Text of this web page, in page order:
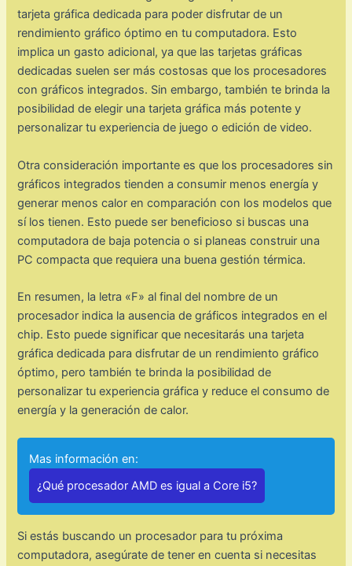
tarjeta gráfica dedicada para poder disfrutar de un
rendimiento gráfico óptimo en tu computadora. Esto
implica un gasto adicional, ya que las tarjetas gráficas
dedicadas suelen ser más costosas que los procesadores
con gráficos integrados. Sin embargo, también te brinda la
posibilidad de elegir una tarjeta gráfica más potente y
personalizar tu experiencia de juego o edición de video.
Otra consideración importante es que los procesadores sin
gráficos integrados tienden a consumir menos energía y
generar menos calor en comparación con los modelos que
sí los tienen. Esto puede ser beneficioso si buscas una
computadora de baja potencia o si planeas construir una
PC compacta que requiera una buena gestión térmica.
En resumen, la letra «F» al final del nombre de un
procesador indica la ausencia de gráficos integrados en el
chip. Esto puede significar que necesitarás una tarjeta
gráfica dedicada para disfrutar de un rendimiento gráfico
óptimo, pero también te brinda la posibilidad de
personalizar tu experiencia gráfica y reduce el consumo de
energía y la generación de calor.
Mas información en:
¿Qué procesador AMD es igual a Core i5?
Si estás buscando un procesador para tu próxima
computadora, asegúrate de tener en cuenta si necesitas